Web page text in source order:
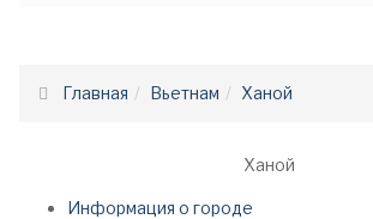
Главная Вьетнам Ханой
Ханой
Информация о городе